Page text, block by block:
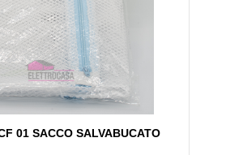
01 SACCO SALVABUCATO